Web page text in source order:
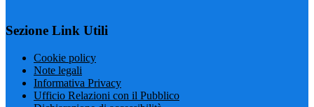
Sezione Link Utili
Cookie policy
Note legali
Informativa Privacy
Ufficio Relazioni con il Pubblico